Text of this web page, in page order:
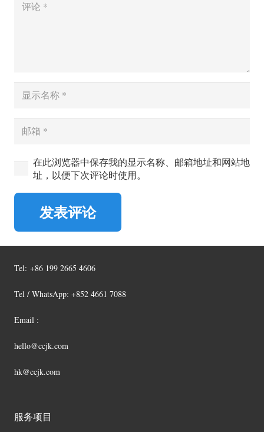
在此浏览器中保存我的显示名称、邮箱地址和网站地
址，以便下次评论时使用。
发表评论
Tel: +86 199 2665 4606
Tel / WhatsApp: +852 4661 7088
Email :
hello@ccjk.com
hk@ccjk.com
服务项目